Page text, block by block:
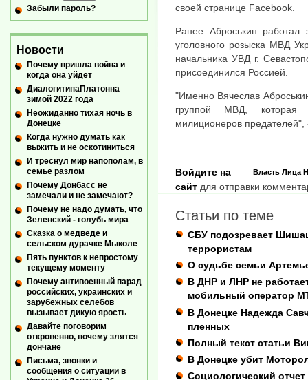
своей странице Facebook.
Ранее Аброськин работал
уголовного розыска МВД
начальника УВД г.
присоединился Россией.
"Именно Вячеслав
группой МВД, которая
милиционеров
Власть Лица
Войдите на
сайт для отправки
Статьи по теме
СБУ подозревает
террористам
О судьбе семьи
В ДНР и ЛНР не
мобильный оператор
В Донецке Надежда
пленных
Полный текст статьи
В Донецке убит
Социологический
Забыли пароль?
Новости
Почему пришла война и
когда она уйдет
ДиалогитипаПлатонна
зимой 2022 года
Неожиданно тихая ночь в
Донецке
Когда нужно думать как
выжить и не оскотиниться
И треснул мир напополам, в
семье разлом
Почему Донбасс не
замечали и не замечают?
Почему не надо думать, что
Зеленский - голубь мира
Сказка о медведе и
сельском дурачке Мыколе
Пять пунктов к непростому
текущему моменту
Почему антивоенный парад
российских, украинских и
зарубежных селебов
вызывает дикую ярость
Давайте поговорим
откровенно, почему злятся
дончане
Письма, звонки и
сообщения о ситуации в